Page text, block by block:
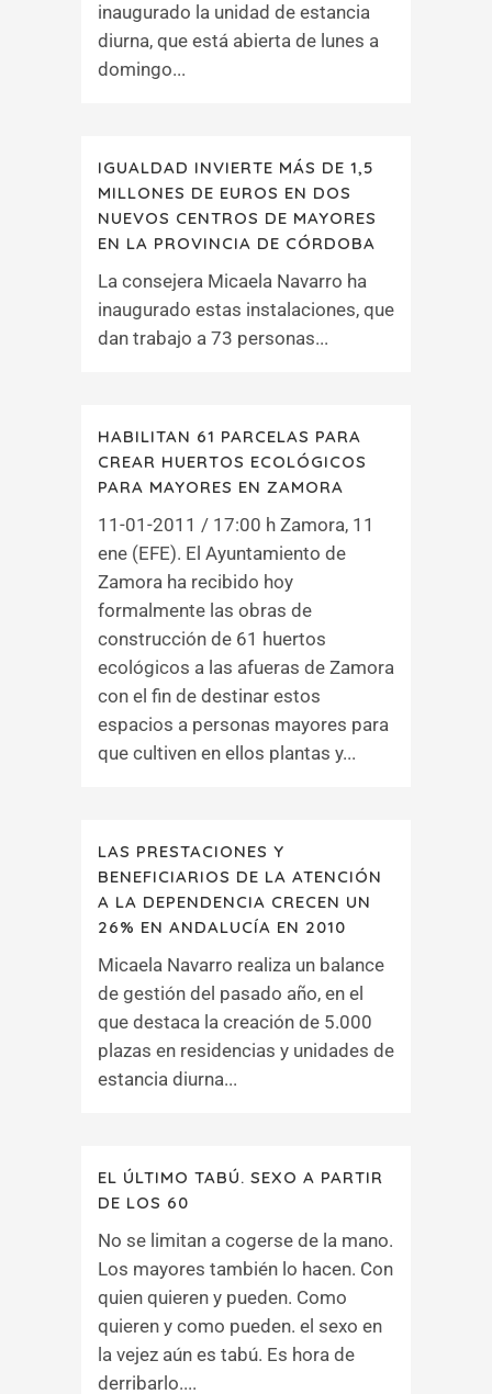
inaugurado la unidad de estancia
diurna, que está abierta de lunes a
domingo...
IGUALDAD INVIERTE MÁS DE 1,5
MILLONES DE EUROS EN DOS
NUEVOS CENTROS DE MAYORES
EN LA PROVINCIA DE CÓRDOBA
La consejera Micaela Navarro ha
inaugurado estas instalaciones, que
dan trabajo a 73 personas...
HABILITAN 61 PARCELAS PARA
CREAR HUERTOS ECOLÓGICOS
PARA MAYORES EN ZAMORA
11-01-2011 / 17:00 h Zamora, 11
ene (EFE). El Ayuntamiento de
Zamora ha recibido hoy
formalmente las obras de
construcción de 61 huertos
ecológicos a las afueras de Zamora
con el fin de destinar estos
espacios a personas mayores para
que cultiven en ellos plantas y...
LAS PRESTACIONES Y
BENEFICIARIOS DE LA ATENCIÓN
A LA DEPENDENCIA CRECEN UN
26% EN ANDALUCÍA EN 2010
Micaela Navarro realiza un balance
de gestión del pasado año, en el
que destaca la creación de 5.000
plazas en residencias y unidades de
estancia diurna...
EL ÚLTIMO TABÚ. SEXO A PARTIR
DE LOS 60
No se limitan a cogerse de la mano.
Los mayores también lo hacen. Con
quien quieren y pueden. Como
quieren y como pueden. el sexo en
la vejez aún es tabú. Es hora de
derribarlo....